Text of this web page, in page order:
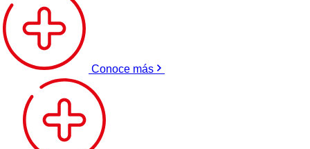
Conoce más